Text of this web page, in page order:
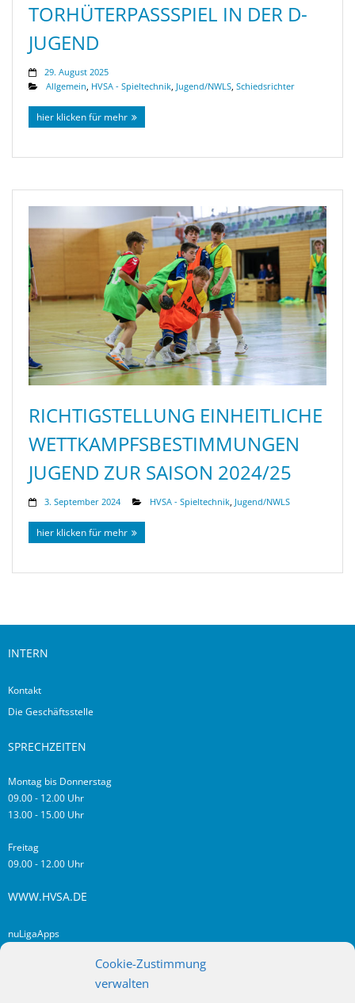
Cookie-Zustimmung
verwalten
TORHÜTERPASSSPIEL IN DER D-
JUGEND
29. August 2025
Allgemein, HVSA - Spieltechnik, Jugend/NWLS, Schiedsrichter
hier klicken für mehr
RICHTIGSTELLUNG EINHEITLICHE
WETTKAMPFSBESTIMMUNGEN
JUGEND ZUR SAISON 2024/25
3. September 2024 HVSA - Spieltechnik Jugend/NWLS
hier klicken für mehr
INTERN
Kontakt
Die Geschäftsstelle
SPRECHZEITEN
Montag bis Donnerstag
09.00 - 12.00 Uhr
13.00 - 15.00 Uhr
Freitag
09.00 - 12.00 Uhr
WWW.HVSA.DE
nuLigaApps